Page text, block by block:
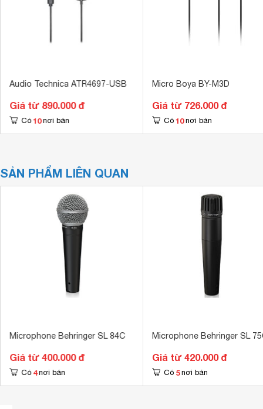
Audio Technica ATR4697-USB
Giá từ 890.000 đ
Có 10 nơi bán
Micro Boya BY-M3D
Giá từ 726.000 đ
Có 10 nơi bán
SẢN PHẨM LIÊN QUAN
Microphone Behringer SL 84C
Giá từ 400.000 đ
Có 4 nơi bán
Microphone Behringer SL
Giá từ 420.000 đ
Có 5 nơi bán